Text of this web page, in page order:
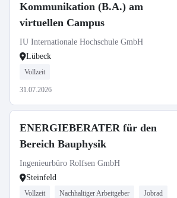
Kommunikation (B.A.) am
virtuellen Campus
IU Internationale Hochschule GmbH
Lübeck
Vollzeit
31.07.2026
ENERGIEBERATER für den
Bereich Bauphysik
Ingenieurbüro Rolfsen GmbH
Steinfeld
Vollzeit Nachhaltiger Arbeitgeber Jobrad